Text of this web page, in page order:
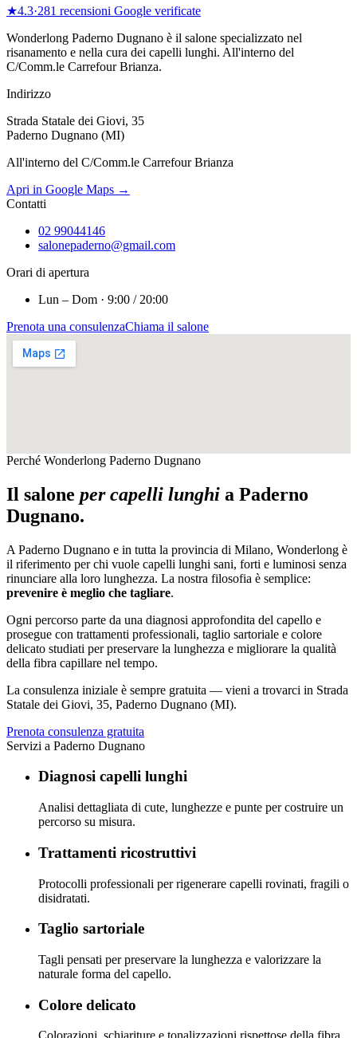
★4.3·281 recensioni Google verificate
Wonderlong Paderno Dugnano è il salone specializzato nel
risanamento e nella cura dei capelli lunghi. All'interno del
C/Comm.le Carrefour Brianza.
Indirizzo
Strada Statale dei Giovi, 35
Paderno Dugnano (MI)
All'interno del C/Comm.le Carrefour Brianza
Apri in Google Maps →
Contatti
02 99044146
salonepaderno@gmail.com
Orari di apertura
Lun – Dom · 9:00 / 20:00
Prenota una consulenzaChiama il salone
Perché Wonderlong Paderno Dugnano
Il salone per capelli lunghi a Paderno
Dugnano.
A Paderno Dugnano e in tutta la provincia di Milano, Wonderlong è
il riferimento per chi vuole capelli lunghi sani, forti e luminosi senza
rinunciare alla loro lunghezza. La nostra filosofia è semplice:
prevenire è meglio che tagliare.
Ogni percorso parte da una diagnosi approfondita del capello e
prosegue con trattamenti professionali, taglio sartoriale e colore
delicato studiati per preservare la lunghezza e migliorare la qualità
della fibra capillare nel tempo.
La consulenza iniziale è sempre gratuita — vieni a trovarci in Strada
Statale dei Giovi, 35, Paderno Dugnano (MI).
Prenota consulenza gratuita
Servizi a Paderno Dugnano
Diagnosi capelli lunghi
Analisi dettagliata di cute, lunghezze e punte per costruire un
percorso su misura.
Trattamenti ricostruttivi
Protocolli professionali per rigenerare capelli rovinati, fragili o
disidratati.
Taglio sartoriale
Tagli pensati per preservare la lunghezza e valorizzare la
naturale forma del capello.
Colore delicato